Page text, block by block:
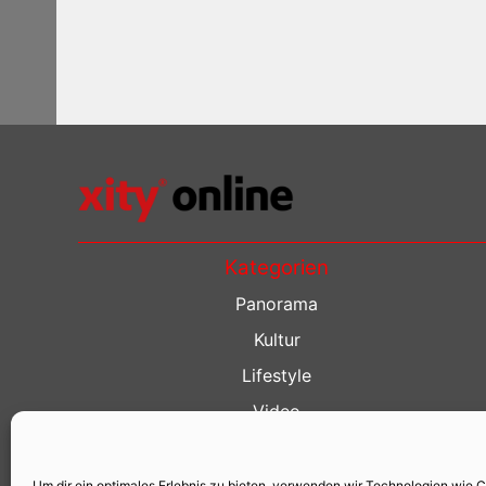
Kategorien
Panorama
Kultur
Lifestyle
Video